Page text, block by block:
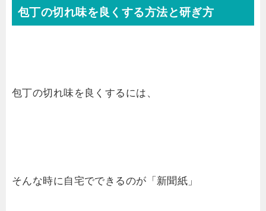
包丁の切れ味を良くする方法と研ぎ方
包丁の切れ味を良くするには、
そんな時に自宅でできるのが「新聞紙」